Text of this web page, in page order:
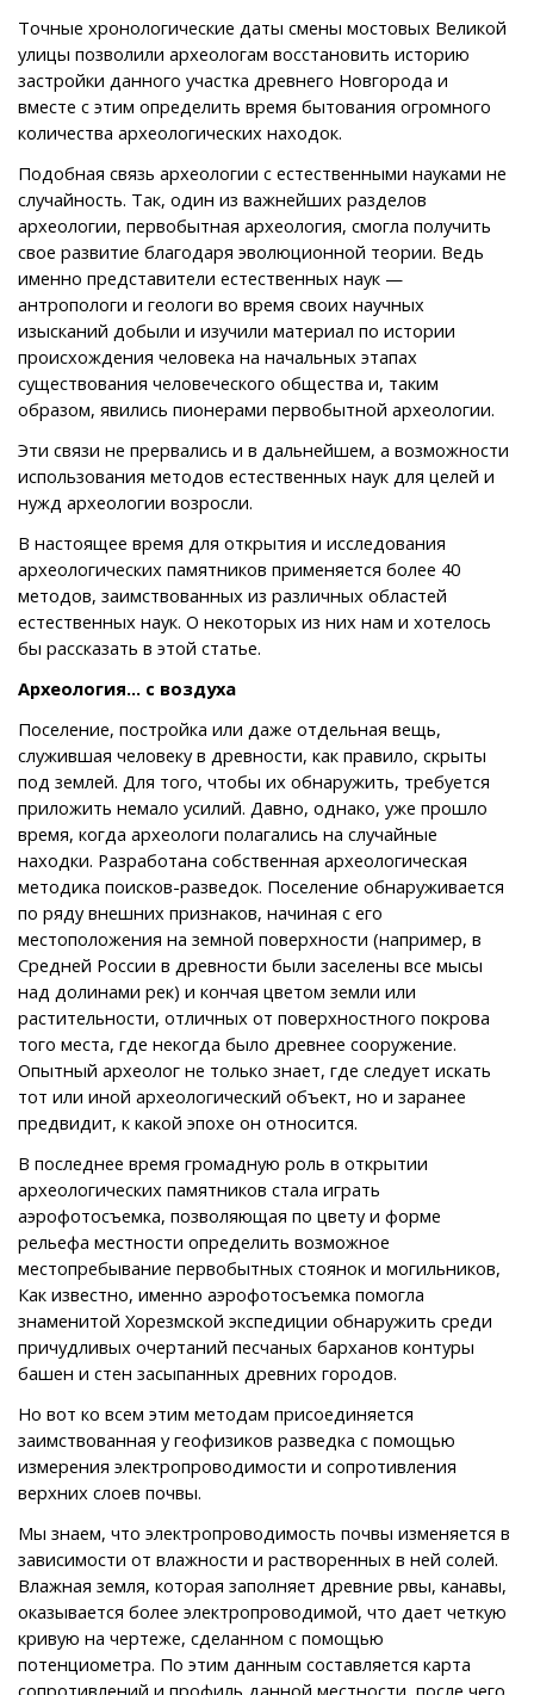
Точные хронологические даты смены мостовых Великой
улицы позволили археологам восстановить историю
застройки данного участка древнего Новгорода и
вместе с этим определить время бытования огромного
количества археологических находок.
Подобная связь археологии с естественными науками не
случайность. Так, один из важнейших разделов
археологии, первобытная археология, смогла получить
свое развитие благодаря эволюционной теории. Ведь
именно представители естественных наук —
антропологи и геологи во время своих научных
изысканий добыли и изучили материал по истории
происхождения человека на начальных этапах
существования человеческого общества и, таким
образом, явились пионерами первобытной археологии.
Эти связи не прервались и в дальнейшем, а возможности
использования методов естественных наук для целей и
нужд археологии возросли.
В настоящее время для открытия и исследования
археологических памятников применяется более 40
методов, заимствованных из различных областей
естественных наук. О некоторых из них нам и хотелось
бы рассказать в этой статье.
Археология... с воздуха
Поселение, постройка или даже отдельная вещь,
служившая человеку в древности, как правило, скрыты
под землей. Для того, чтобы их обнаружить, требуется
приложить немало усилий. Давно, однако, уже прошло
время, когда археологи полагались на случайные
находки. Разработана собственная археологическая
методика поисков-разведок. Поселение обнаруживается
по ряду внешних признаков, начиная с его
местоположения на земной поверхности (например, в
Средней России в древности были заселены все мысы
над долинами рек) и кончая цветом земли или
растительности, отличных от поверхностного покрова
того места, где некогда было древнее сооружение.
Опытный археолог не только знает, где следует искать
тот или иной археологический объект, но и заранее
предвидит, к какой эпохе он относится.
В последнее время громадную роль в открытии
археологических памятников стала играть
аэрофотосъемка, позволяющая по цвету и форме
рельефа местности определить возможное
местопребывание первобытных стоянок и могильников,
Как известно, именно аэрофотосъемка помогла
знаменитой Хорезмской экспедиции обнаружить среди
причудливых очертаний песчаных барханов контуры
башен и стен засыпанных древних городов.
Но вот ко всем этим методам присоединяется
заимствованная у геофизиков разведка с помощью
измерения электропроводимости и сопротивления
верхних слоев почвы.
Мы знаем, что электропроводимость почвы изменяется в
зависимости от влажности и растворенных в ней солей.
Влажная земля, которая заполняет древние рвы, канавы,
оказывается более электропроводимой, что дает четкую
кривую на чертеже, сделанном с помощью
потенциометра. По этим данным составляется карта
сопротивлений и профиль данной местности, после чего